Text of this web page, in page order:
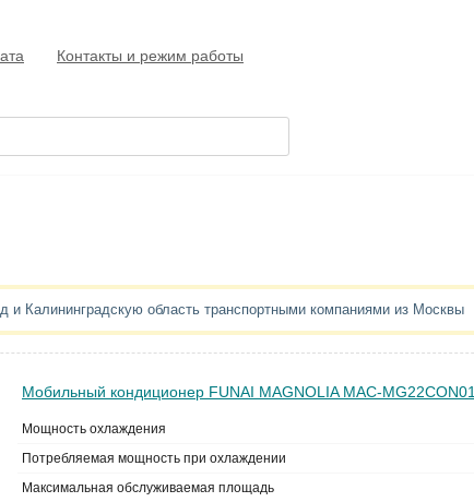
Контакты и режим работы
и Калининградскую область транспортными компаниями из Москвы
Мобильный кондиционер FUNAI MAGNOLIA MAC-MG22CON01
Мощность охлаждения
Потребляемая мощность при охлаждении
Максимальная обслуживаемая площадь